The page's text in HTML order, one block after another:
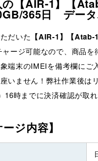
【AIR-1】【
365日 データ
だいた 【AIR-1】【
ージ可能なので、商品を
端末のIMEIを備考欄にご
いません！弊社作業後は
時までに決済確認が取
ジ内容】